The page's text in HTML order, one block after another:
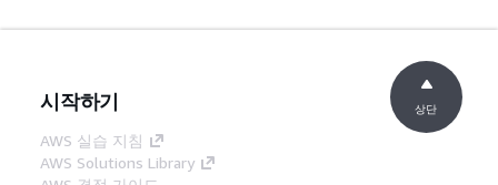
시작하기
AWS 실습 지침
AWS Solutions Library
상단